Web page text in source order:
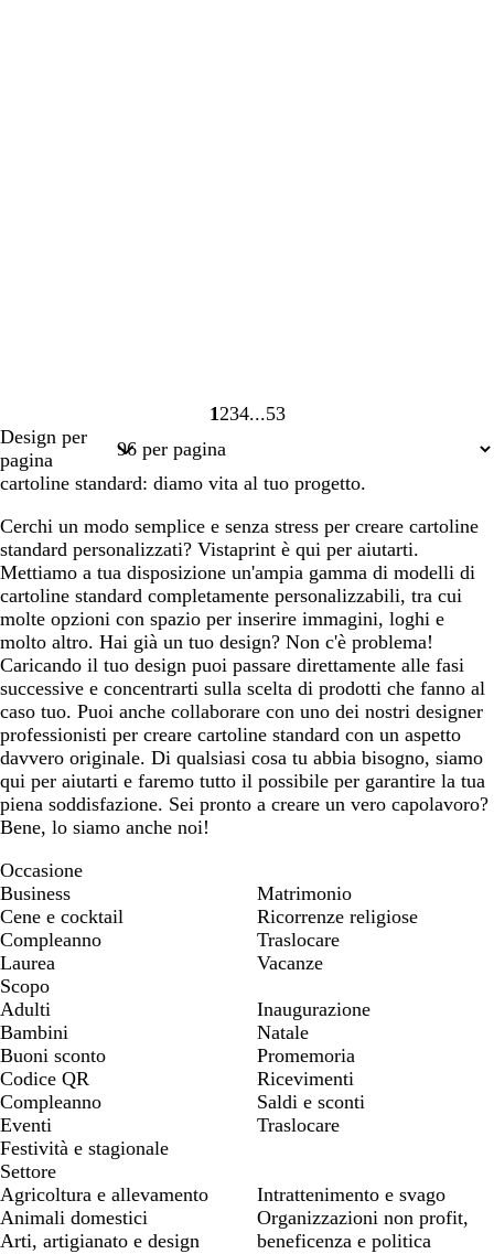
Pagina
1
1 Pagina
2
2Pagina
3Pagina
4
Pagina
53
Design per
pagina
cartoline standard: diamo vita al tuo progetto.
Cerchi un modo semplice e senza stress per creare cartoline
standard personalizzati? Vistaprint è qui per aiutarti.
Mettiamo a tua disposizione un'ampia gamma di modelli di
cartoline standard completamente personalizzabili, tra cui
molte opzioni con spazio per inserire immagini, loghi e
molto altro. Hai già un tuo design? Non c'è problema!
Caricando il tuo design puoi passare direttamente alle fasi
successive e concentrarti sulla scelta di prodotti che fanno al
caso tuo. Puoi anche collaborare con uno dei nostri designer
professionisti per creare cartoline standard con un aspetto
davvero originale. Di qualsiasi cosa tu abbia bisogno, siamo
qui per aiutarti e faremo tutto il possibile per garantire la tua
piena soddisfazione. Sei pronto a creare un vero capolavoro?
Bene, lo siamo anche noi!
Occasione
Business
Cene e cocktail
Compleanno
Laurea
Matrimonio
Ricorrenze religiose
Traslocare
Vacanze
Scopo
Adulti
Bambini
Buoni sconto
Codice QR
Compleanno
Eventi
Festività e stagionale
Inaugurazione
Natale
Promemoria
Ricevimenti
Saldi e sconti
Traslocare
Settore
Agricoltura e allevamento
Animali domestici
Arti, artigianato e design
Intrattenimento e svago
Organizzazioni non profit,
beneficenza e politica